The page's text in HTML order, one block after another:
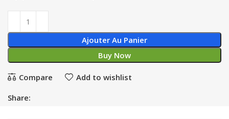
Ajouter Au Panier
Buy Now
Compare Add to wishlist
Share: